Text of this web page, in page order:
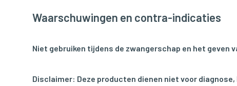
Waarschuwingen en contra-indicaties
Niet gebruiken tijdens de zwangerschap en het geven
Disclaimer: Deze producten dienen niet voor